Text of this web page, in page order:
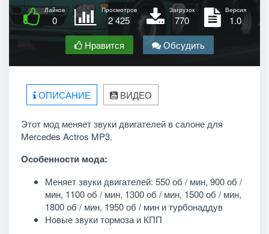
Лайков
0
Просмотров
2 425
Загрузок
770
Версия
1.0
Нравится
Обсудить
ОПИСАНИЕ ВИДЕО
Этот мод меняет звуки двигателей в салоне для
Mercedes Actros MP3.
Особенности мода:
Меняет звуки двигателей: 550 об / мин, 900 об /
мин, 1100 об / мин, 1300 об / мин, 1500 об / мин,
1800 об / мин, 1950 об / мин и турбонаддув
Новые звуки тормоза и КПП